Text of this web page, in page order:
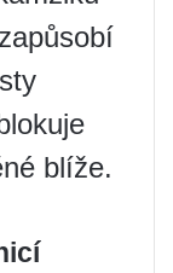
blíže.